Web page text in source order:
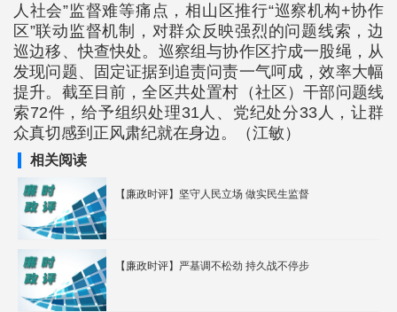
人社会”监督难等痛点，相山区推行“巡察机构+协作
区”联动监督机制，对群众反映强烈的问题线索，边
巡边移、快查快处。巡察组与协作区拧成一股绳，从
发现问题、固定证据到追责问责一气呵成，效率大幅
提升。截至目前，全区共处置村（社区）干部问题线
索72件，给予组织处理31人、党纪处分33人，让群
众真切感到正风肃纪就在身边。（江敏）
相关阅读
【廉政时评】坚守人民立场 做实民生监督
【廉政时评】严基调不松劲 持久战不停步